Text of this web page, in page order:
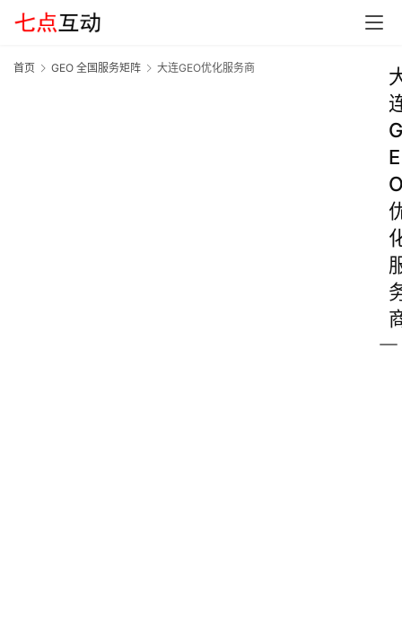
首页 GEO 全国服务矩阵 大连GEO优化服务商
G
E